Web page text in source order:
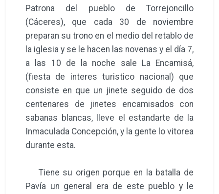
Patrona del pueblo de Torrejoncillo
(Cáceres), que cada 30 de noviembre
preparan su trono en el medio del retablo de
la iglesia y se le hacen las novenas y el día 7,
a las 10 de la noche sale La Encamisá,
(fiesta de interes turistico nacional) que
consiste en que un jinete seguido de dos
centenares de jinetes encamisados con
sabanas blancas, lleve el estandarte de la
Inmaculada Concepción, y la gente lo vitorea
durante esta.
Tiene su origen porque en la batalla de
Pavía un general era de este pueblo y le